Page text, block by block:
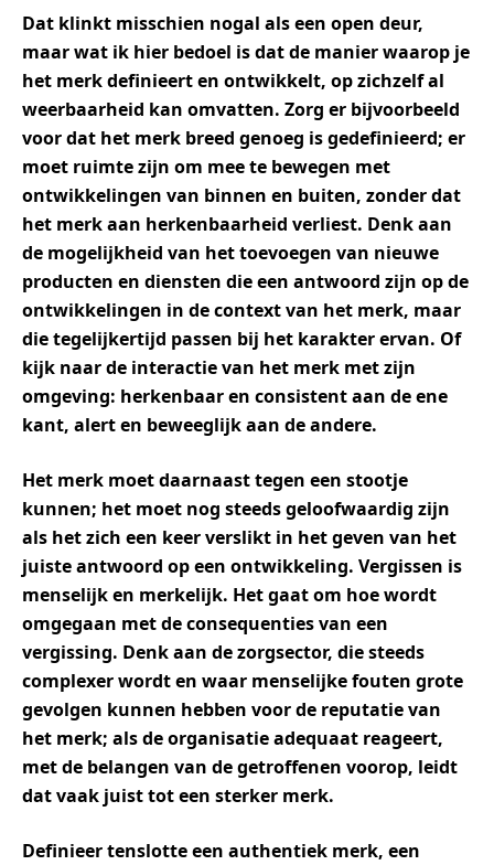
Dat klinkt misschien nogal als een open deur,
maar wat ik hier bedoel is dat de manier waarop je
het merk definieert en ontwikkelt, op zichzelf al
weerbaarheid kan omvatten. Zorg er bijvoorbeeld
voor dat het merk breed genoeg is gedefinieerd; er
moet ruimte zijn om mee te bewegen met
ontwikkelingen van binnen en buiten, zonder dat
het merk aan herkenbaarheid verliest. Denk aan
de mogelijkheid van het toevoegen van nieuwe
producten en diensten die een antwoord zijn op de
ontwikkelingen in de context van het merk, maar
die tegelijkertijd passen bij het karakter ervan. Of
kijk naar de interactie van het merk met zijn
omgeving: herkenbaar en consistent aan de ene
kant, alert en beweeglijk aan de andere.
Het merk moet daarnaast tegen een stootje
kunnen; het moet nog steeds geloofwaardig zijn
als het zich een keer verslikt in het geven van het
juiste antwoord op een ontwikkeling. Vergissen is
menselijk en merkelijk. Het gaat om hoe wordt
omgegaan met de consequenties van een
vergissing. Denk aan de zorgsector, die steeds
complexer wordt en waar menselijke fouten grote
gevolgen kunnen hebben voor de reputatie van
het merk; als de organisatie adequaat reageert,
met de belangen van de getroffenen voorop, leidt
dat vaak juist tot een sterker merk.
Definieer tenslotte een authentiek merk, een